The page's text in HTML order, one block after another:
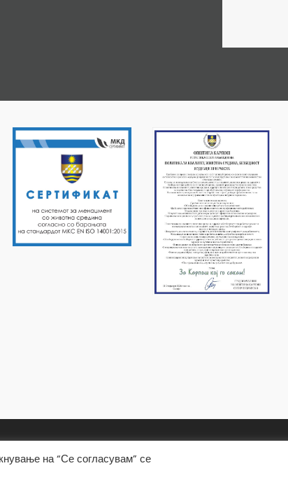
на “Се согласувам” се